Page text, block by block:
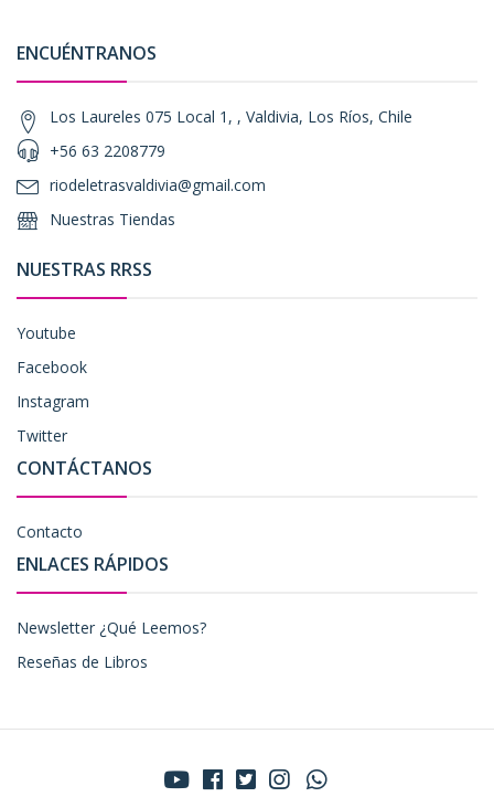
ENCUÉNTRANOS
Los Laureles 075 Local 1, , Valdivia, Los Ríos, Chile
+56 63 2208779
riodeletrasvaldivia@gmail.com
Nuestras Tiendas
NUESTRAS RRSS
Youtube
Facebook
Instagram
Twitter
CONTÁCTANOS
Contacto
ENLACES RÁPIDOS
Newsletter ¿Qué Leemos?
Reseñas de Libros